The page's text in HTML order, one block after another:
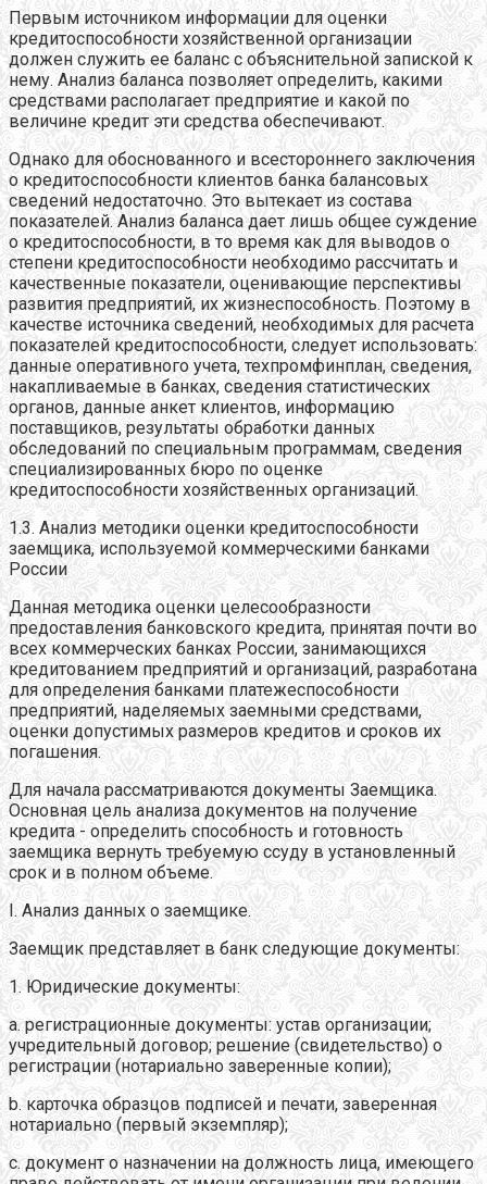
Первым источником информации для оценки
кредитоспособности хозяйственной организации
должен служить ее баланс с объяснительной запиской к
нему. Анализ баланса позволяет определить, какими
средствами располагает предприятие и какой по
величине кредит эти средства обеспечивают.
Однако для обоснованного и всестороннего заключения
о кредитоспособности клиентов банка балансовых
сведений недостаточно. Это вытекает из состава
показателей. Анализ баланса дает лишь общее суждение
о кредитоспособности, в то время как для выводов о
степени кредитоспособности необходимо рассчитать и
качественные показатели, оценивающие перспективы
развития предприятий, их жизнеспособность. Поэтому в
качестве источника сведений, необходимых для расчета
показателей кредитоспособности, следует использовать:
данные оперативного учета, техпромфинплан, сведения,
накапливаемые в банках, сведения статистических
органов, данные анкет клиентов, информацию
поставщиков, результаты обработки данных
обследований по специальным программам, сведения
специализированных бюро по оценке
кредитоспособности хозяйственных организаций.
1.3. Анализ методики оценки кредитоспособности
заемщика, используемой коммерческими банками
России
Данная методика оценки целесообразности
предоставления банковского кредита, принятая почти во
всех коммерческих банках России, занимающихся
кредитованием предприятий и организаций, разработана
для определения банками платежеспособности
предприятий, наделяемых заемными средствами,
оценки допустимых размеров кредитов и сроков их
погашения.
Для начала рассматриваются документы Заемщика.
Основная цель анализа документов на получение
кредита - определить способность и готовность
заемщика вернуть требуемую ссуду в установленный
срок и в полном объеме.
I. Анализ данных о заемщике.
Заемщик представляет в банк следующие документы:
1. Юридические документы:
a. регистрационные документы: устав организации;
учредительный договор; решение (свидетельство) о
регистрации (нотариально заверенные копии);
b. карточка образцов подписей и печати, заверенная
нотариально (первый экземпляр);
c. документ о назначении на должность лица, имеющего